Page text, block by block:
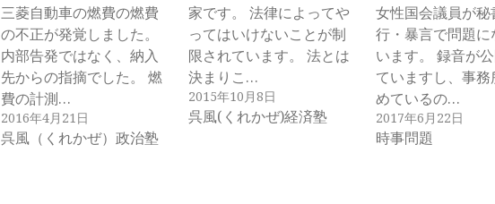
三菱自動車の燃費の燃費
の不正が発覚しました。
内部告発ではなく、納入
先からの指摘でした。 燃
費の計測…
2016年4月21日
呉風（くれかぜ）政治塾
家です。 法律によってや
ってはいけないことが制
限されています。 法とは
決まりこ…
2015年10月8日
呉風(くれかぜ)経済塾
女性国会議員が秘
行・暴言で問題に
います。 録音が
ていますし、事務
めているの…
2017年6月22日
時事問題